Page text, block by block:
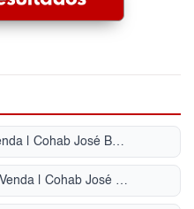
Sobrado com quintal para Venda | Cohab José Bonifácio
Apartamento no térreo para Venda | Cohab José Bonifácio